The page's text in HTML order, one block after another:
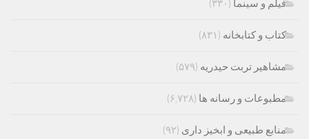
فیلم و سینما (۳۳۰)
کتاب و کتابخانه (۸۳۱)
مشاهیر تربت حیدریه (۵۷۹)
مطبوعات و رسانه ها (۶,۷۲۸)
منابع طبیعی و ابخیز داری (۹۲)